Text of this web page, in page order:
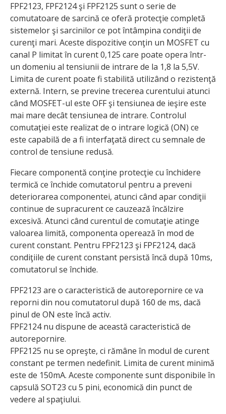
FPF2123, FPF2124 şi FPF2125 sunt o serie de
comutatoare de sarcină ce oferă protecţie completă
sistemelor şi sarcinilor ce pot întâmpina condiţii de
curenţi mari. Aceste dispozitive conţin un MOSFET cu
canal P limitat în curent 0,125 care poate opera într-
un domeniu al tensiunii de intrare de la 1,8 la 5,5V.
Limita de curent poate fi stabilită utilizând o rezistenţă
externă. Intern, se previne trecerea curentului atunci
când MOSFET-ul este OFF şi tensiunea de ieşire este
mai mare decât tensiunea de intrare. Controlul
comutaţiei este realizat de o intrare logică (ON) ce
este capabilă de a fi interfaţată direct cu semnale de
control de tensiune redusă.
Fiecare componentă conţine protecţie cu închidere
termică ce închide comutatorul pentru a preveni
deteriorarea componentei, atunci când apar condiţii
continue de supracurent ce cauzează încălzire
excesivă. Atunci când curentul de comutaţie atinge
valoarea limită, componenta operează în mod de
curent constant. Pentru FPF2123 şi FPF2124, dacă
condiţiile de curent constant persistă încă după 10ms,
comutatorul se închide.
FPF2123 are o caracteristică de autorepornire ce va
reporni din nou comutatorul după 160 de ms, dacă
pinul de ON este încă activ.
FPF2124 nu dispune de această caracteristică de
autorepornire.
FPF2125 nu se opreşte, ci rămâne în modul de curent
constant pe termen nedefinit. Limita de curent minimă
este de 150mA. Aceste componente sunt disponibile în
capsulă SOT23 cu 5 pini, economică din punct de
vedere al spaţiului.